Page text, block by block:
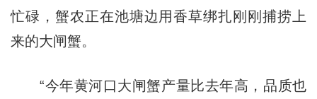
忙碌，蟹农正在池塘边用香草绑扎刚刚捕捞上
来的大闸蟹。
“今年黄河口大闸蟹产量比去年高，品质也